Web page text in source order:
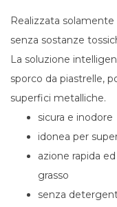
Realizzata
senza sostanze
La soluzione
sporco da piastrelle,
superfici metalliche.
sicura e inodore
idonea per
azione rapida
grasso
senza